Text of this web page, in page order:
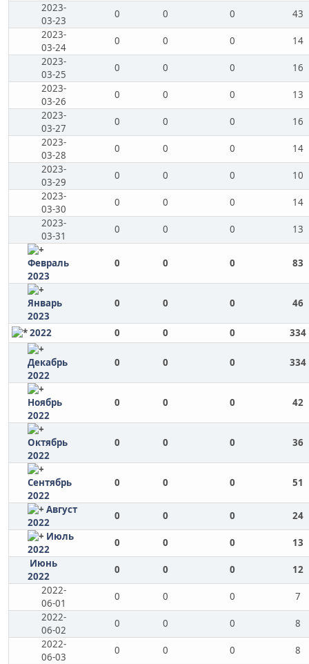
2023-
03-23
0 0 0
43
2023-
03-24
0 0 0
14
2023-
03-25
0 0 0
16
2023-
03-26
0 0 0
13
2023-
03-27
0 0 0
16
2023-
03-28
0 0 0
14
2023-
03-29
0 0 0
10
2023-
03-30
0 0 0
14
2023-
03-31
0 0 0 13
Февраль
2023
0 0 0 83
Январь
2023
0 0 0 46
2022 0 0 0 334
Декабрь
2022
0 0 0 334
Ноябрь
2022
0 0 0 42
Октябрь
2022
0 0 0 36
Сентябрь
2022
0 0 0 51
Август
2022
0 0 0
24
Июль
2022
0 0 0
13
Июнь
2022
0 0 0
12
2022-
06-01
0 0 0
7
2022-
06-02
0 0 0
8
2022-
06-03
0 0 0
8